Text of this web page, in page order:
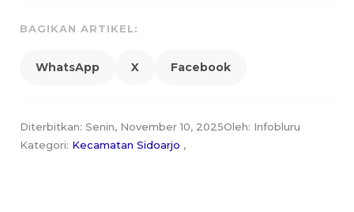
BAGIKAN ARTIKEL:
WhatsApp X Facebook
Diterbitkan: Senin, November 10, 2025Oleh: Infobluru
Kategori: Kecamatan Sidoarjo ,